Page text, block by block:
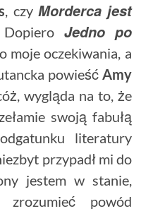
, czyMorderca jest
Jedno po
moje oczekiwania, a
powieść Amy
wygląda na to, że
swoją fabułą
literatury
przypadł mi do
jestem w stanie,
zrozumieć powód